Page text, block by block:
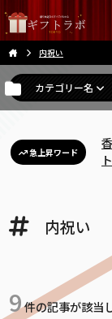
内祝い
カテゴリー名
急上昇ワード
ト
内祝い
9件の記事が該当